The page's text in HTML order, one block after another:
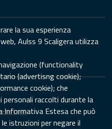
la sua esperienza
Aulss 9 Scaligera utilizza
(functionality
(advertisng cookie);
cookie); che
raccolti durante la
Informativa Estesa che può
istruzioni per negare il